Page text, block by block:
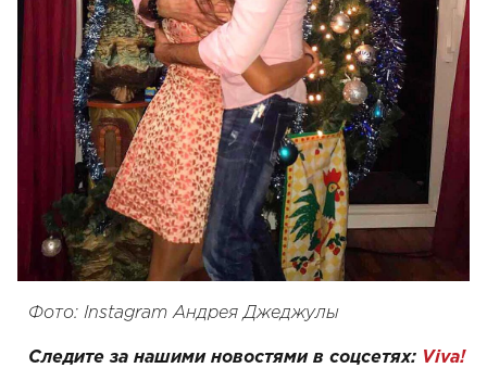
Фото: Instagram Андрея Джеджулы
Следите за нашими новостями в соцсетях: Viva!